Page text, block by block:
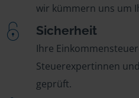
wir kümmern uns um
Sicherheit
Ihre
Steuerexpertinnen
geprüft.